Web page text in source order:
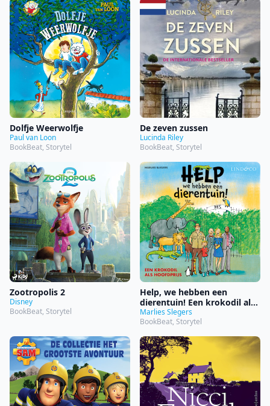
Dolfje Weerwolfje
Paul van Loon
BookBeat, Storytel
De zeven zussen
Lucinda Riley
BookBeat, Storytel
Zootropolis 2
Disney
BookBeat, Storytel
Help, we hebben een
dierentuin! Een krokodil als
hoofdprijs
Marlies Slegers
BookBeat, Storytel